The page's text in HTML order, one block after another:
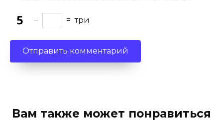
− = три
Вам также может понравиться